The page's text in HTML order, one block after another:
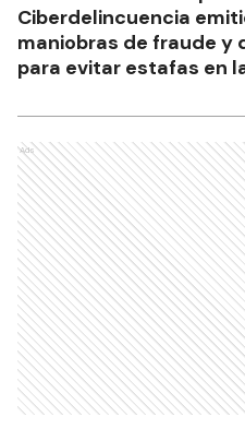
Ciberdelincuencia
maniobras de fraude y
para evitar estafas en
Ads